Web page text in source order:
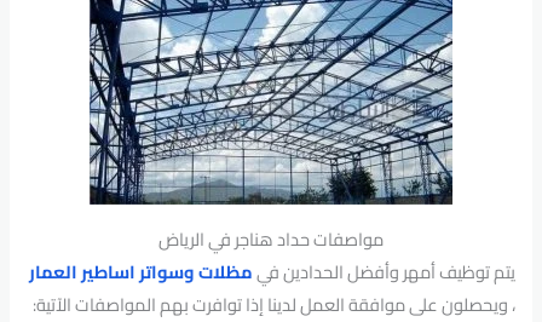
مواصفات حداد هناجر في الرياض
يتم توظيف أمهر وأفضل الحدادين فيمظلات وسواتر اساطير العمار
، ويحصلون على موافقة العمل لدينا إذا توافرت بهم المواصفات الآتية: